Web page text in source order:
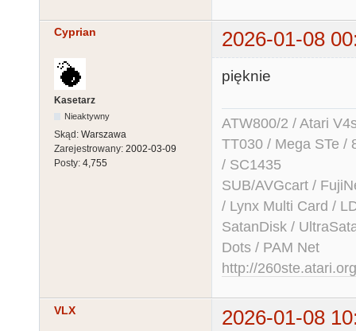
Cyprian 2026-01-08
Kasetarz
Nieaktywny
Skąd: Warszawa
Zarejestrowany: 2002-03-09
Posty: 4,755
pięknie
ATW800/2 / Atari
TT030 / Mega STe /
/ SC1435
SUB/AVGcart /
/ Lynx Multi Card /
SatanDisk /
Dots / PAM Net
http://260ste.atari.org
VLX 2026-01-08